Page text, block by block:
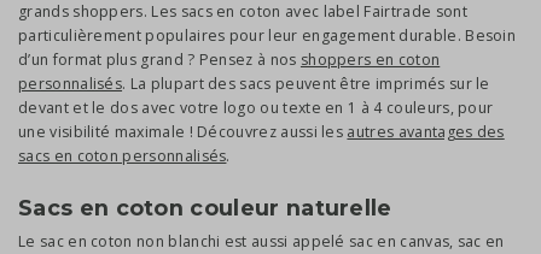
grands shoppers. Les sacs en coton avec label Fairtrade sont
particulièrement populaires pour leur engagement durable. Besoin
d’un format plus grand ? Pensez à nos shoppers en coton
personnalisés. La plupart des sacs peuvent être imprimés sur le
devant et le dos avec votre logo ou texte en 1 à 4 couleurs, pour
une visibilité maximale ! Découvrez aussi les autres avantages des
sacs en coton personnalisés.
Sacs en coton couleur naturelle
Le sac en coton non blanchi est aussi appelé sac en canvas, sac en